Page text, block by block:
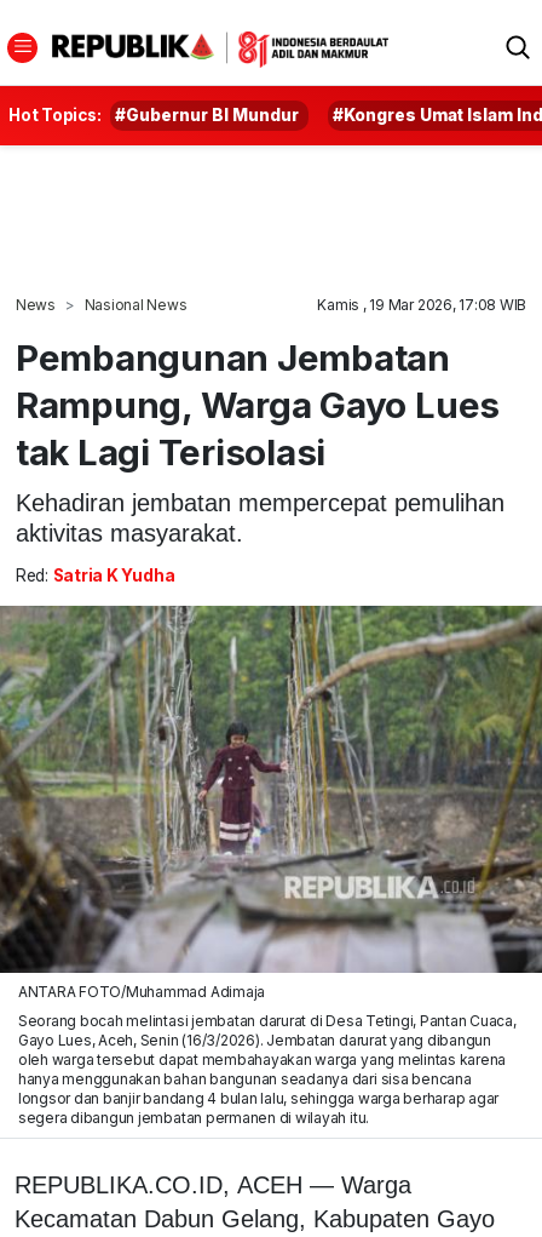
Hot Topics: #Gubernur BI Mundur #Kongres Umat Islam
News Nasional News Kamis , 19 Mar 2026, 17:08 WIB
Pembangunan Jembatan
Rampung, Warga Gayo Lues
tak Lagi Terisolasi
Kehadiran jembatan mempercepat pemulihan
aktivitas masyarakat.
Red: Satria K Yudha
ANTARA FOTO/Muhammad Adimaja
Seorang bocah melintasi jembatan darurat di Desa Tetingi, Pantan Cuaca,
Gayo Lues, Aceh, Senin (16/3/2026). Jembatan darurat yang dibangun
oleh warga tersebut dapat membahayakan warga yang melintas karena
hanya menggunakan bahan bangunan seadanya dari sisa bencana
longsor dan banjir bandang 4 bulan lalu, sehingga warga berharap agar
segera dibangun jembatan permanen di wilayah itu.
REPUBLIKA.CO.ID, ACEH — Warga
Kecamatan Dabun Gelang, Kabupaten Gayo